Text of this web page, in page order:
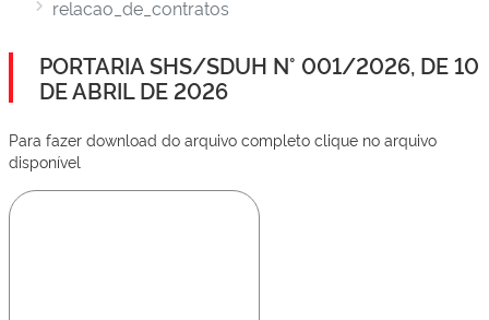
relacao_de_contratos
PORTARIA SHS/SDUH N° 001/2026, DE 10
DE ABRIL DE 2026
Para fazer download do arquivo completo clique no arquivo
disponível